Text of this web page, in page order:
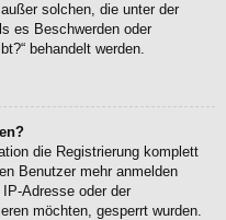
solchen, die unter der
es Beschwerden oder
behandelt werden.
die Registrierung komplett
Benutzer mehr anmelden
Adresse oder der
möchten, gesperrt wurden.